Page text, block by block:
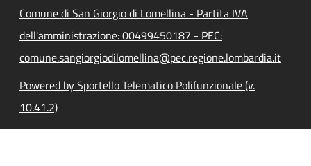
Comune di San Giorgio di Lomellina - Partita IVA
dell'amministrazione: 00499450187 - PEC:
comune.sangiorgiodilomellina@pec.regione.lombardia.it
Powered by Sportello Telematico Polifunzionale (v.
10.41.2)